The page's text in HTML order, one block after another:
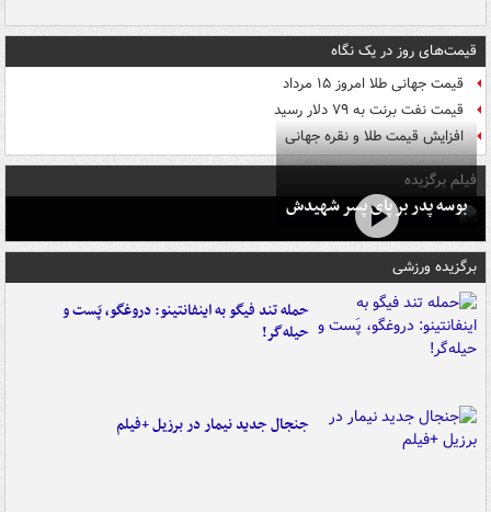
قیمت‌های روز در یک نگاه
قیمت جهانی طلا امروز ۱۵ مرداد
قیمت نفت برنت به ۷۹ دلار رسید
افزایش قیمت طلا و نقره جهانی
فیلم برگزیده
بوسه‌ پدر بر پای پسر شهیدش
برگزیده ورزشی
حمله تند فیگو به اینفانتینو: دروغگو، پَست‌ و
حیله‌گر!
جنجال جدید نیمار در برزیل +فیلم